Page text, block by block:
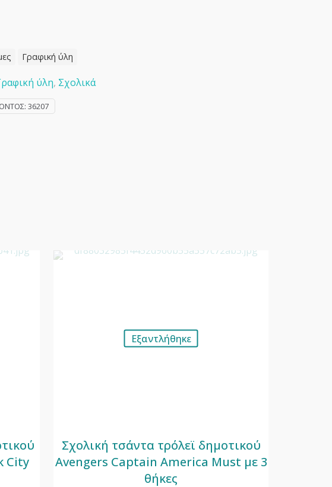
Γραφική ύλη
ύλη, Σχολικά
36207
City
Εξαντλήθηκε
Σχολική τσάντα τρόλεϊ δημοτικού
Avengers Captain America Must με 3
θήκες